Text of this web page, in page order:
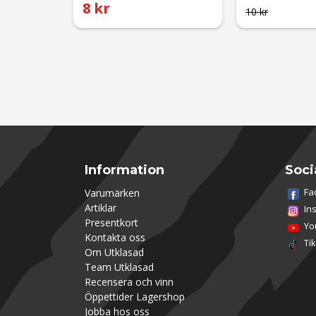
8 kr 10 kr
Information
Varumärken
Artiklar
Presentkort
Kontakta oss
Om Utklasad
Team Utklasad
Recensera och vinn
Öppettider Lagershop
Jobba hos oss